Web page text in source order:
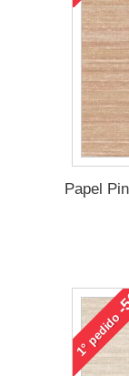
Papel
1°
pedido
-